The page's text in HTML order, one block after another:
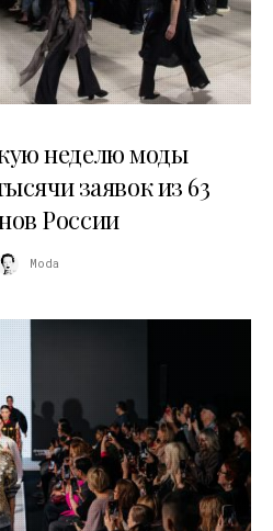
неделю моды
заявок из 63
России
Moda